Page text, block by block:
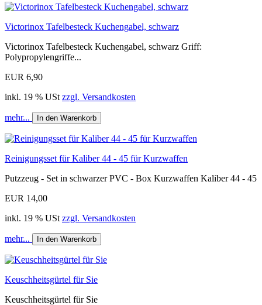
Victorinox Tafelbesteck Kuchengabel, schwarz
Victorinox Tafelbesteck Kuchengabel, schwarz Griff:
Polypropylengriffe...
EUR 6,90
inkl. 19 % USt zzgl. Versandkosten
mehr... In den Warenkorb
Reinigungsset für Kaliber 44 - 45 für Kurzwaffen
Putzzeug - Set in schwarzer PVC - Box Kurzwaffen Kaliber 44 - 45
EUR 14,00
inkl. 19 % USt zzgl. Versandkosten
mehr... In den Warenkorb
Keuschheitsgürtel für Sie
Keuschheitsgürtel für Sie